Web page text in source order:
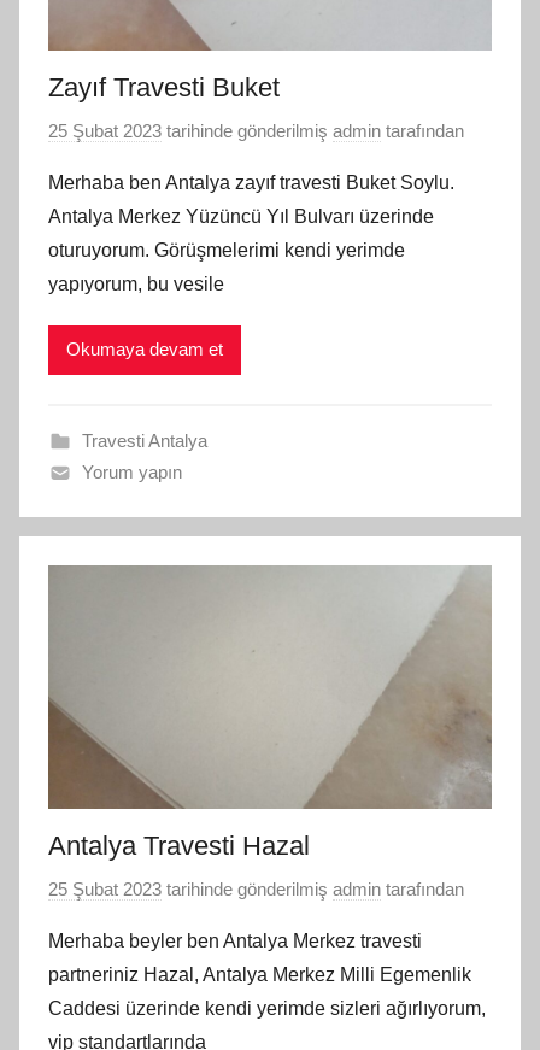
Zayıf Travesti Buket
25 Şubat 2023 tarihinde gönderilmiş admin tarafından
Merhaba ben Antalya zayıf travesti Buket Soylu.
Antalya Merkez Yüzüncü Yıl Bulvarı üzerinde
oturuyorum. Görüşmelerimi kendi yerimde
yapıyorum, bu vesile
Okumaya devam et
Travesti Antalya
Yorum yapın
Antalya Travesti Hazal
25 Şubat 2023 tarihinde gönderilmiş admin tarafından
Merhaba beyler ben Antalya Merkez travesti
partneriniz Hazal, Antalya Merkez Milli Egemenlik
Caddesi üzerinde kendi yerimde sizleri ağırlıyorum,
vip standartlarında